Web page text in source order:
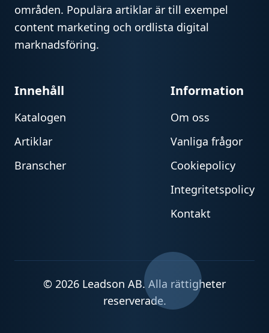
områden. Populära artiklar är till exempel
content marketing och ordlista digital
marknadsföring.
Innehåll
Katalogen
Artiklar
Branscher
Information
Om oss
Vanliga frågor
Cookiepolicy
Integritetspolicy
Kontakt
© 2026 Leadson AB. Alla rättigheter
reserverade.